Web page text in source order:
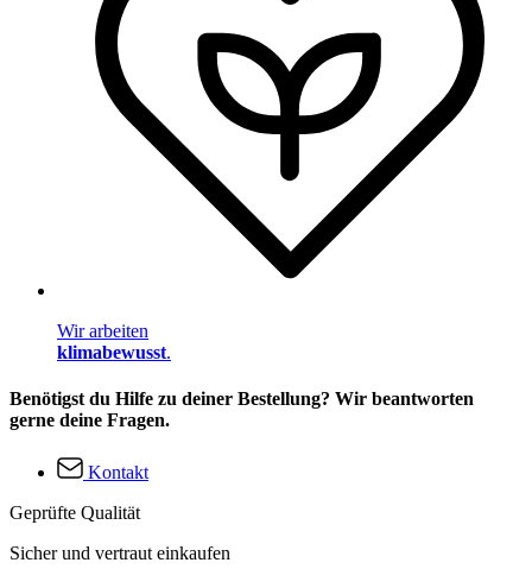
Wir arbeiten
klimabewusst.
Benötigst du Hilfe zu deiner Bestellung? Wir beantworten
gerne deine Fragen.
Kontakt
Geprüfte Qualität
Sicher und vertraut einkaufen